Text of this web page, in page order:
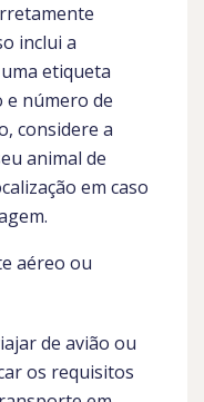
inclui a
etiqueta
e número de
considere a
animal de
em caso
aéreo ou
de avião ou
os requisitos